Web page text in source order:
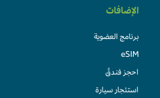
الإضافات
برنامج العضوية
eSIM
احجز فندقً
استئجار سيارة